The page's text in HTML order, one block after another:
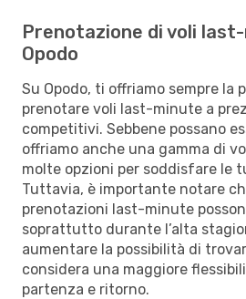
Prenotazione di voli
Opodo
Su Opodo, ti offriamo sempre la
prenotare voli last-minute a
competitivi. Sebbene possano
offriamo anche una gamma di
molte opzioni per soddisfare le
Tuttavia, è importante notare
prenotazioni last-minute
soprattutto durante l’alta
aumentare la possibilità di
considera una maggiore
partenza e ritorno.